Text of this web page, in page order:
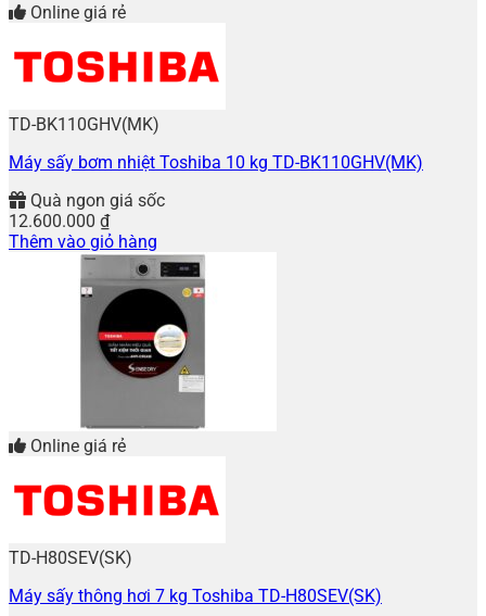
Online giá rẻ
TD-BK110GHV(MK)
Máy sấy bơm nhiệt Toshiba 10 kg TD-BK110GHV(MK)
Quà ngon giá sốc
12.600.000 ₫
Thêm vào giỏ hàng
Online giá rẻ
TD-H80SEV(SK)
Máy sấy thông hơi 7 kg Toshiba TD-H80SEV(SK)